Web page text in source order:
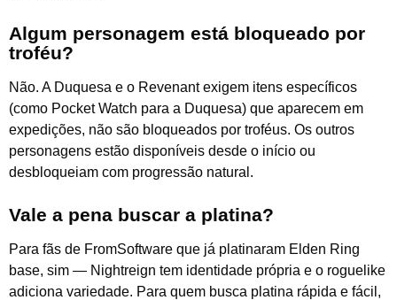
Algum personagem está bloqueado por
troféu?
Não. A Duquesa e o Revenant exigem itens específicos
(como Pocket Watch para a Duquesa) que aparecem em
expedições, não são bloqueados por troféus. Os outros
personagens estão disponíveis desde o início ou
desbloqueiam com progressão natural.
Vale a pena buscar a platina?
Para fãs de FromSoftware que já platinaram Elden Ring
base, sim — Nightreign tem identidade própria e o roguelike
adiciona variedade. Para quem busca platina rápida e fácil,